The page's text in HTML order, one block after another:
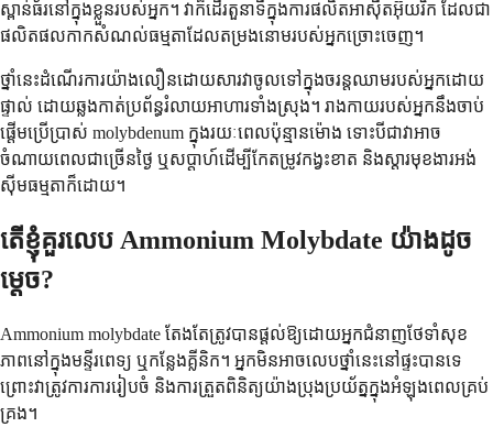
ស្ពាន់ធ័រនៅក្នុងខ្លួនរបស់អ្នក។ វាក៏ដើរតួនាទីក្នុងការផលិតអាស៊ីតអ៊ុយរិក ដែលជា
ផលិតផលកាកសំណល់ធម្មតាដែលតម្រងនោមរបស់អ្នកច្រោះចេញ។
ថ្នាំនេះដំណើរការយ៉ាងលឿនដោយសារវាចូលទៅក្នុងចរន្តឈាមរបស់អ្នកដោយ
ផ្ទាល់ ដោយឆ្លងកាត់ប្រព័ន្ធរំលាយអាហារទាំងស្រុង។ រាងកាយរបស់អ្នកនឹងចាប់
ផ្តើមប្រើប្រាស់ molybdenum ក្នុងរយៈពេលប៉ុន្មានម៉ោង ទោះបីជាវាអាច
ចំណាយពេលជាច្រើនថ្ងៃ ឬសប្តាហ៍ដើម្បីកែតម្រូវកង្វះខាត និងស្តារមុខងារអង់
ស៊ីមធម្មតាក៏ដោយ។
តើខ្ញុំគួរលេប Ammonium Molybdate យ៉ាងដូច
ម្តេច?
Ammonium molybdate តែងតែត្រូវបានផ្តល់ឱ្យដោយអ្នកជំនាញថែទាំសុខ
ភាពនៅក្នុងមន្ទីរពេទ្យ ឬកន្លែងគ្លីនិក។ អ្នកមិនអាចលេបថ្នាំនេះនៅផ្ទះបានទេ
ព្រោះវាត្រូវការការរៀបចំ និងការត្រួតពិនិត្យយ៉ាងប្រុងប្រយ័ត្នក្នុងអំឡុងពេលគ្រប់
គ្រង។